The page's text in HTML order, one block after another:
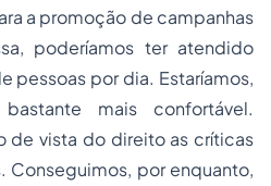
a promoção de campanhas
poderíamos ter atendido
pessoas por dia. Estaríamos,
mais confortável.
de vista do direito as críticas
Conseguimos, por enquanto,